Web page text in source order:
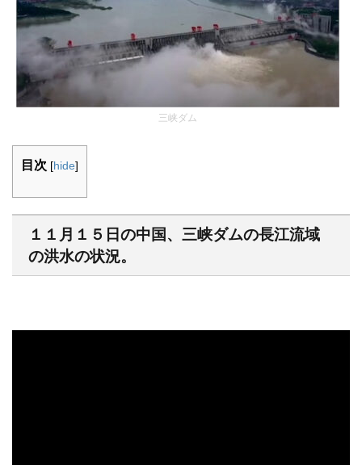
三峡ダム
目次 [hide]
１１月１５日の中国、三峡ダムの長江流域
の洪水の状況。